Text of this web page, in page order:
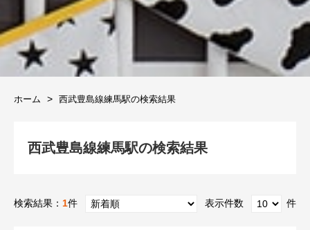
ホーム 西武豊島線練馬駅の検索結果
西武豊島線練馬駅の検索結果
検索結果： 1件 表示件数 件